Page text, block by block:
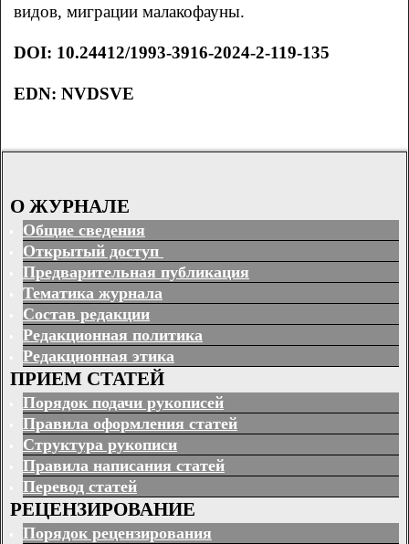
видов, миграции малакофауны.
DOI: 10.24412/1993-3916-2024-2-119-135
EDN: NVDSVE
О ЖУРНАЛЕ
Общие сведения
Открытый доступ
Предварительная публикация
Тематика журнала
Состав редакции
Редакционная политика
Редакционная этика
ПРИЕМ СТАТЕЙ
Порядок подачи рукописей
Правила оформления статей
Структура рукописи
Правила написания статей
Перевод статей
РЕЦЕНЗИРОВАНИЕ
Порядок рецензирования